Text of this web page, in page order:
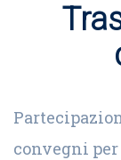
convegni